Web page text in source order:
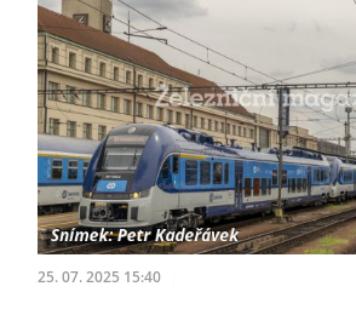
25. 07. 2025 15:40